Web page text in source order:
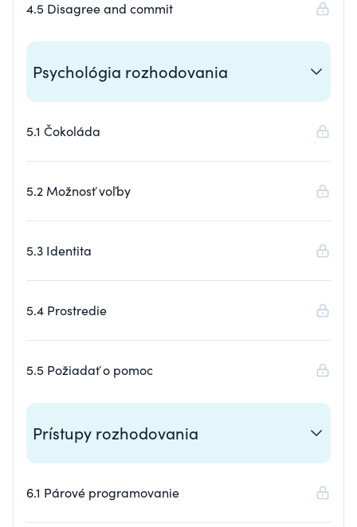
4.5 Disagree and commit
Psychológia rozhodovania
5.1 Čokoláda
5.2 Možnosť voľby
5.3 Identita
5.4 Prostredie
5.5 Požiadať o pomoc
Prístupy rozhodovania
6.1 Párové programovanie